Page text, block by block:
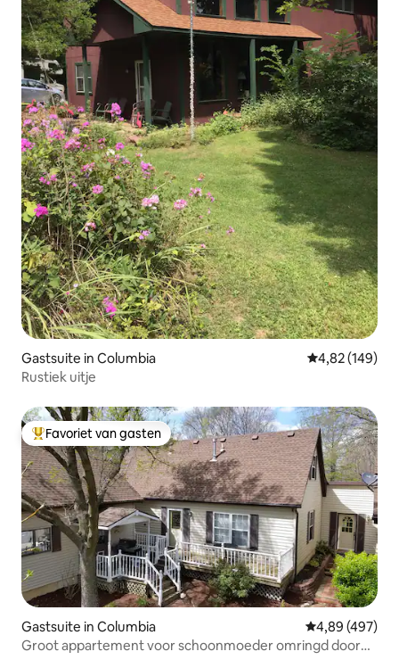
Gastsuite in Columbia Gemiddelde
4,82 (149)
Rustiek uitje
Topfavoriet van gasten
Favoriet van gasten
Gastsuite in Columbia Gemiddelde
4,89 (497)
Groot appartement voor schoonmoeder omringd door